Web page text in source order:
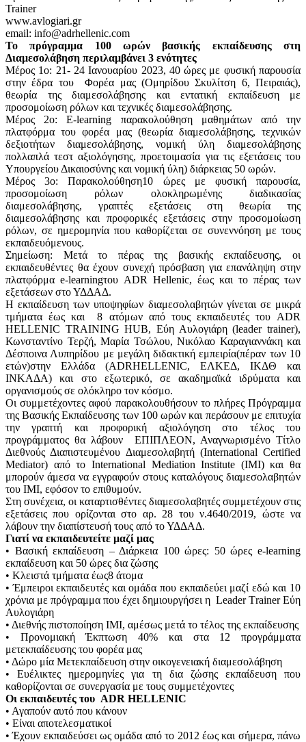
Trainer
www.avlogiari.gr
email: info@adrhellenic.com
Το πρόγραμμα 100 ωρών βασικής εκπαίδευσης στη
Διαμεσολάβηση περιλαμβάνει 3 ενότητες
Μέρος 1ο: 21- 24 Ιανουαρίου 2023, 40 ώρες με φυσική παρουσία
στην έδρα του Φορέα μας (Ομηρίδου Σκυλίτση 6, Πειραιάς),
θεωρία της διαμεσολάβησης και εντατική εκπαίδευση με
προσομοίωση ρόλων και τεχνικές διαμεσολάβησης.
Μέρος 2ο: E-learning παρακολούθηση μαθημάτων από την
πλατφόρμα του φορέα μας (θεωρία διαμεσολάβησης, τεχνικών
δεξιοτήτων διαμεσολάβησης, νομική ύλη διαμεσολάβησης
πολλαπλά τεστ αξιολόγησης, προετοιμασία για τις εξετάσεις του
Υπουργείου Δικαιοσύνης και νομική ύλη) διάρκειας 50 ωρών.
Μέρος 3ο: Παρακολούθηση10 ώρες με φυσική παρουσία,
προσομοίωση ρόλων ολοκληρωμένης διαδικασίας
διαμεσολάβησης, γραπτές εξετάσεις στη θεωρία της
διαμεσολάβησης και προφορικές εξετάσεις στην προσομοίωση
ρόλων, σε ημερομηνία που καθορίζεται σε συνεννόηση με τους
εκπαιδευόμενους.
Σημείωση: Μετά το πέρας της βασικής εκπαίδευσης, οι
εκπαιδευθέντες θα έχουν συνεχή πρόσβαση για επανάληψη στην
πλατφόρμα e-learningτου ADR Hellenic, έως και το πέρας των
εξετάσεων στο ΥΔΔΑΔ.
Η εκπαίδευση των υποψηφίων διαμεσολαβητών γίνεται σε μικρά
τμήματα έως και 8 ατόμων από τους εκπαιδευτές του ADR
HELLENIC TRAINING HUB, Εύη Αυλογιάρη (leader trainer),
Κωνσταντίνο Τερζή, Μαρία Τσώλου, Νικόλαο Καραγιαννάκη και
Δέσποινα Λυπηρίδου με μεγάλη διδακτική εμπειρία(πέραν των 10
ετών)στην Ελλάδα (ADRHELLENIC, ΕΛΚΕΔ, ΙΚΔΘ και
ΙΝΚΑΔΑ) και στο εξωτερικό, σε ακαδημαϊκά ιδρύματα και
οργανισμούς σε ολόκληρο τον κόσμο.
Οι συμμετέχοντες αφού παρακολουθήσουν το πλήρες Πρόγραμμα
της Βασικής Εκπαίδευσης των 100 ωρών και περάσουν με επιτυχία
την γραπτή και προφορική αξιολόγηση στο τέλος του
προγράμματος θα λάβουν ΕΠΙΠΛΕΟΝ, Αναγνωρισμένο Τίτλο
Διεθνούς Διαπιστευμένου Διαμεσολαβητή (International Certified
Mediator) από το International Mediation Institute (ΙΜΙ) και θα
μπορούν άμεσα να εγγραφούν στους καταλόγους διαμεσολαβητών
του ΙΜΙ, εφόσον το επιθυμούν.
Στη συνέχεια, οι καταρτισθέντες διαμεσολαβητές συμμετέχουν στις
εξετάσεις που ορίζονται στο αρ. 28 του ν.4640/2019, ώστε να
λάβουν την διαπίστευσή τους από το ΥΔΔΑΔ.
Γιατί να εκπαιδευτείτε μαζί μας
• Βασική εκπαίδευση – Διάρκεια 100 ώρες: 50 ώρες e-learning
εκπαίδευση και 50 ώρες δια ζώσης
• Κλειστά τμήματα έως8 άτομα
• Έμπειροι εκπαιδευτές και ομάδα που εκπαιδεύει μαζί εδώ και 10
χρόνια με πρόγραμμα που έχει δημιουργήσει η Leader Τrainer Εύη
Αυλογιάρη
• Διεθνής πιστοποίηση ΙΜΙ, αμέσως μετά το τέλος της εκπαίδευσης
• Προνομιακή Έκπτωση 40% και στα 12 προγράμματα
μετεκπαίδευσης του φορέα μας
• Δώρο μία Μετεκπαίδευση στην οικογενειακή διαμεσολάβηση
• Ευέλικτες ημερομηνίες για τη δια ζώσης εκπαίδευση που
καθορίζονται σε συνεργασία με τους συμμετέχοντες
Οι εκπαιδευτές του ADR HELLENIC
• Αγαπούν αυτό που κάνουν
• Είναι αποτελεσματικοί
• Έχουν εκπαιδεύσει ως ομάδα από το 2012 έως και σήμερα, πάνω